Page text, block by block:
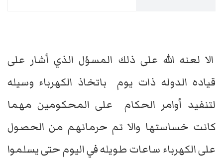
الا لعنه الله على ذلك المسؤل الذي أشار على
قياده الدوله ذات يوم باتخاذ الكهرباء وسيله
لتنفيد أوامر الحكام على المحكومين مهما
كانت خساستها والا تم حرمانهم من الحصول
على الكهرباء ساعات طويله في اليوم حتى يسلموا